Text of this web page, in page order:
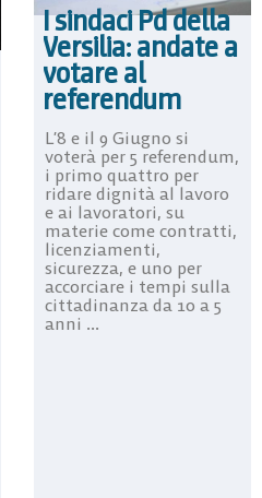
I sindaci Pd della
Versilia: andate a
votare al
referendum
L’8 e il 9 Giugno si
voterà per 5 referendum,
i primo quattro per
ridare dignità al lavoro
e ai lavoratori, su
materie come contratti,
licenziamenti,
sicurezza, e uno per
accorciare i tempi sulla
cittadinanza da 10 a 5
anni ...